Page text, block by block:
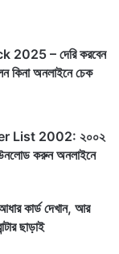
– দেরি করবেন
কিনা অনলাইনে চেক
List 2002: ২০০২
করুন অনলাইনে
কার্ড দেখান, আর
ছাড়াই